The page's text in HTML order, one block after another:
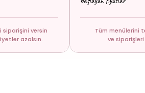
siparişini versin
azalsın.
Tüm menülerini
ve siparişleri